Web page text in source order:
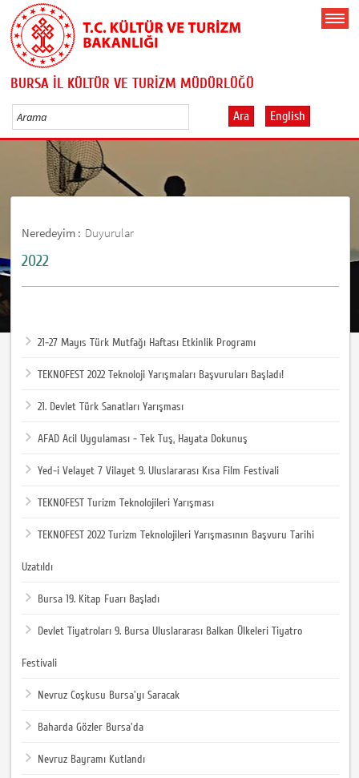
BURSA İL KÜLTÜR VE TURİZM MÜDÜRLÜĞÜ
Ara English
Neredeyim : Duyurular
2022
21-27 Mayıs Türk Mutfağı Haftası Etkinlik Programı
TEKNOFEST 2022 Teknoloji Yarışmaları Başvuruları Başladı!
21. Devlet Türk Sanatları Yarışması
AFAD Acil Uygulaması - Tek Tuş, Hayata Dokunuş
Yed-i Velayet 7 Vilayet 9. Uluslararası Kısa Film Festivali
TEKNOFEST Turizm Teknolojileri Yarışması
TEKNOFEST 2022 Turizm Teknolojileri Yarışmasının Başvuru Tarihi
Uzatıldı
Bursa 19. Kitap Fuarı Başladı
Devlet Tiyatroları 9. Bursa Uluslararası Balkan Ülkeleri Tiyatro
Festivali
Nevruz Coşkusu Bursa'yı Saracak
Baharda Gözler Bursa'da
Nevruz Bayramı Kutlandı